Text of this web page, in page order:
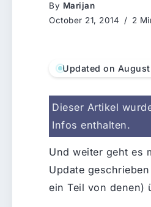
By Marijan
October 21, 2014
2
Updated on
Dieser Artikel
Infos enthalten.
Und weiter geht es
Update
ein Teil von denen)